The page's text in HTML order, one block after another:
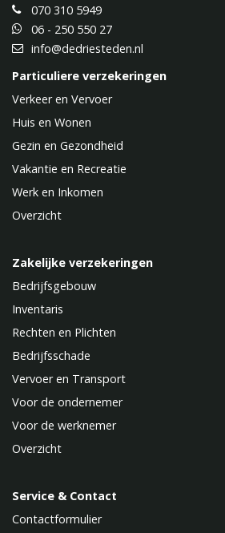
070 310 5949
06 - 250 550 27
info@dedriesteden.nl
Particuliere verzekeringen
Verkeer en Vervoer
Huis en Wonen
Gezin en Gezondheid
Vakantie en Recreatie
Werk en Inkomen
Overzicht
Zakelijke verzekeringen
Bedrijfsgebouw
Inventaris
Rechten en Plichten
Bedrijfsschade
Vervoer en Transport
Voor de ondernemer
Voor de werknemer
Overzicht
Service & Contact
Contactformulier